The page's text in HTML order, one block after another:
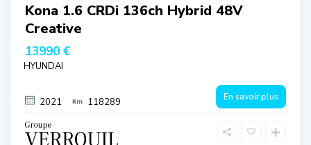
Kona 1.6 CRDi 136ch Hybrid 48V
Creative
13990 €
HYUNDAI
2021 118289 En savoir plus